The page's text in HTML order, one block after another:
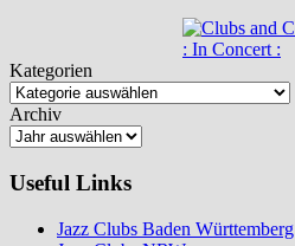
: In Concert :
Kategorien
Archiv
Useful Links
Jazz Clubs Baden Württemberg